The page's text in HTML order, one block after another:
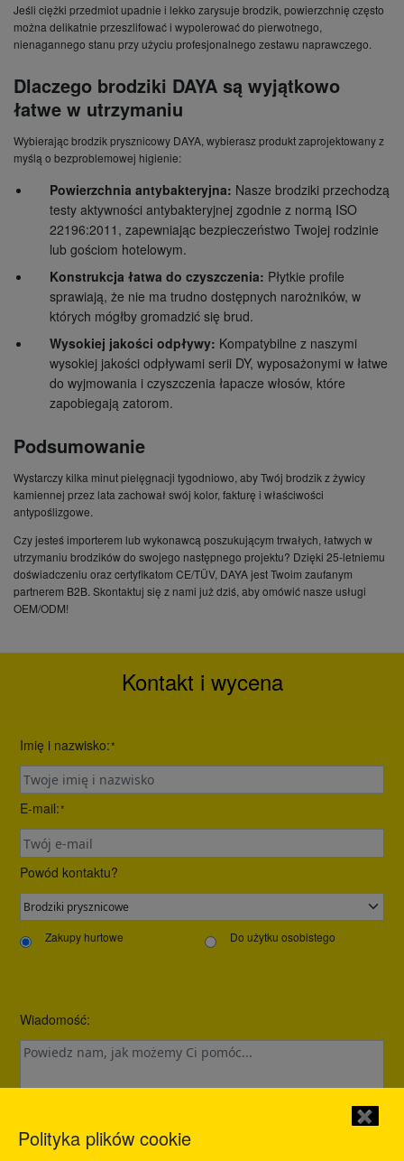
Jeśli ciężki przedmiot upadnie i lekko zarysuje brodzik, powierzchnię często
można delikatnie przeszlifować i wypolerować do pierwotnego,
nienagannego stanu przy użyciu profesjonalnego zestawu naprawczego.
Dlaczego brodziki DAYA są wyjątkowo
łatwe w utrzymaniu
Wybierając brodzik prysznicowy DAYA, wybierasz produkt zaprojektowany z
myślą o bezproblemowej higienie:
Powierzchnia antybakteryjna: Nasze brodziki przechodzą
testy aktywności antybakteryjnej zgodnie z normą ISO
22196:2011 , zapewniając bezpieczeństwo Twojej rodzinie
lub gościom hotelowym.
Konstrukcja łatwa do czyszczenia: Płytkie profile
sprawiają, że nie ma trudno dostępnych narożników, w
których mógłby gromadzić się brud.
Wysokiej jakości odpływy: Kompatybilne z naszymi
wysokiej jakości odpływami serii DY, wyposażonymi w łatwe
do wyjmowania i czyszczenia łapacze włosów, które
zapobiegają zatorom.
Podsumowanie
Wystarczy kilka minut pielęgnacji tygodniowo, aby Twój brodzik z żywicy
kamiennej przez lata zachował swój kolor, fakturę i właściwości
antypoślizgowe.
Czy jesteś importerem lub wykonawcą poszukującym trwałych, łatwych w
utrzymaniu brodzików do swojego następnego projektu? Dzięki 25-letniemu
doświadczeniu oraz certyfikatom CE/TÜV, DAYA jest Twoim zaufanym
partnerem B2B. Skontaktuj się z nami już dziś, aby omówić nasze usługi
OEM/ODM!
Kontakt i wycena
Imię i nazwisko:*
E-mail:*
Powód kontaktu?
Zakupy hurtowe Do użytku osobistego
Wiadomość:
✖
Polityka plików cookie